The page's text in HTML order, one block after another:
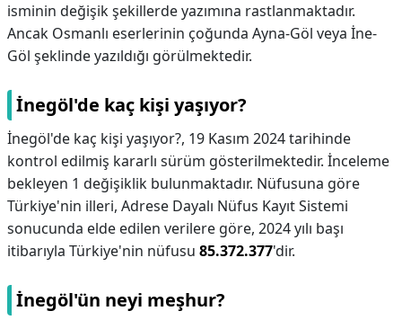
isminin değişik şekillerde yazımına rastlanmaktadır.
Ancak Osmanlı eserlerinin çoğunda Ayna-Göl veya İne-
Göl şeklinde yazıldığı görülmektedir.
İnegöl'de kaç kişi yaşıyor?
İnegöl'de kaç kişi yaşıyor?, 19 Kasım 2024 tarihinde
kontrol edilmiş kararlı sürüm gösterilmektedir. İnceleme
bekleyen 1 değişiklik bulunmaktadır. Nüfusuna göre
Türkiye'nin illeri, Adrese Dayalı Nüfus Kayıt Sistemi
sonucunda elde edilen verilere göre, 2024 yılı başı
itibarıyla Türkiye'nin nüfusu 85.372.377'dir.
İnegöl'ün neyi meşhur?